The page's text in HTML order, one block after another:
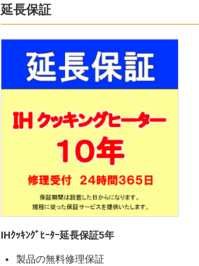
延長保証
IHｸｯｷﾝｸﾞﾋｰﾀｰ延長保証5年
製品の無料修理保証